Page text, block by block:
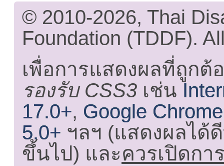
© 2010-2026, Thai
Foundation (TDDF).
เพื่อการแสดงผลที่ถูกต้
รองรับ CSS3 เช่น
17.0+, Google
5.0+ ฯลฯ (แสดงผลได้
ขึ้นไป) และควรเปิดกา